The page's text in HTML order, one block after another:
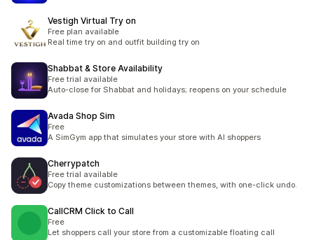
Vestigh Virtual Try on
Free plan available
Real time try on and outfit building try on
Shabbat & Store Availability
Free trial available
Auto-close for Shabbat and holidays; reopens on your schedule
Avada Shop Sim
Free
A SimGym app that simulates your store with AI shoppers
Cherrypatch
Free trial available
Copy theme customizations between themes, with one-click undo.
CallCRM Click to Call
Free
Let shoppers call your store from a customizable floating call